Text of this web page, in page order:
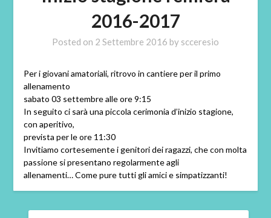
2016-2017
Posted on 2 Settembre 2016 by scceresio
Per i giovani amatoriali, ritrovo in cantiere per il primo
allenamento
sabato 03 settembre alle ore 9:15
In seguito ci sarà una piccola cerimonia d’inizio stagione,
con aperitivo,
prevista per le ore 11:30
Invitiamo cortesemente i genitori dei ragazzi, che con molta
passione si presentano regolarmente agli
allenamenti… Come pure tutti gli amici e simpatizzanti!
RICERCA